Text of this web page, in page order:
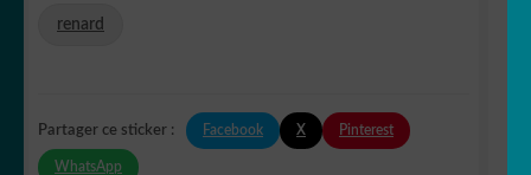
renard
Partager ce sticker : Facebook X Pinterest
WhatsApp